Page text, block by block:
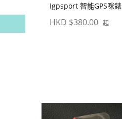
Igpsport 智能GPS咪錶
HKD $380.00 起